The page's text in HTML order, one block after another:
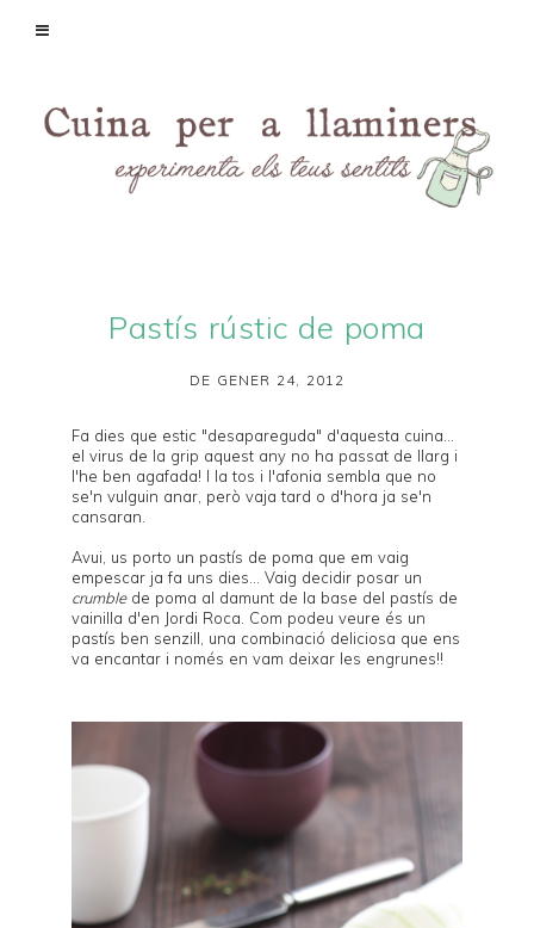
Pastís rústic de poma
DE GENER 24, 2012
Fa dies que estic "desapareguda" d'aquesta cuina...
el virus de la grip aquest any no ha passat de llarg i
l'he ben agafada! I la tos i l'afonia sembla que no
se'n vulguin anar, però vaja tard o d'hora ja se'n
cansaran.
Avui, us porto un pastís de poma que em vaig
empescar ja fa uns dies... Vaig decidir posar un
crumblede poma al damunt de la base del pastís de
vainilla d'en Jordi Roca . Com podeu veure és un
pastís ben senzill, una combinació deliciosa que ens
va encantar i només en vam deixar les engrunes!!